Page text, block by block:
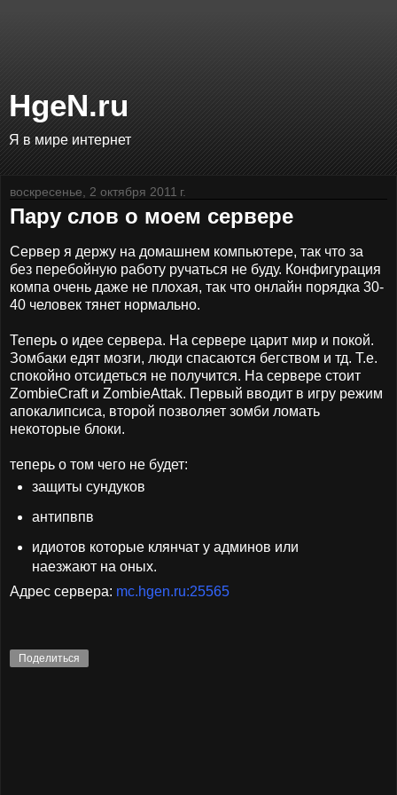
HgeN.ru
Я в мире интернет
воскресенье, 2 октября 2011 г.
Пару слов о моем сервере
Сервер я держу на домашнем компьютере, так что за
без перебойную работу ручаться не буду. Конфигурация
компа очень даже не плохая, так что онлайн порядка 30-
40 человек тянет нормально.
Теперь о идее сервера. На сервере царит мир и покой.
Зомбаки едят мозги, люди спасаются бегством и тд. Т.е.
спокойно отсидеться не получится. На сервере стоит
ZombieCraft и ZombieAttak. Первый вводит в игру режим
апокалипсиса, второй позволяет зомби ломать
некоторые блоки.
теперь о том чего не будет:
защиты сундуков
антипвпв
идиотов которые клянчат у админов или
наезжают на оных.
Адрес сервера: mc.hgen.ru:25565
Поделиться